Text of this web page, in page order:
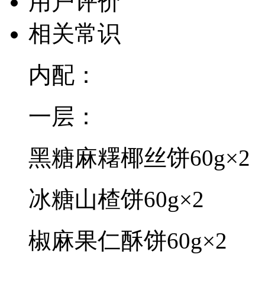
相关常识
内配：
一层：
黑糖麻糬椰丝饼60g×2
冰糖山楂饼60g×2
椒麻果仁酥饼60g×2